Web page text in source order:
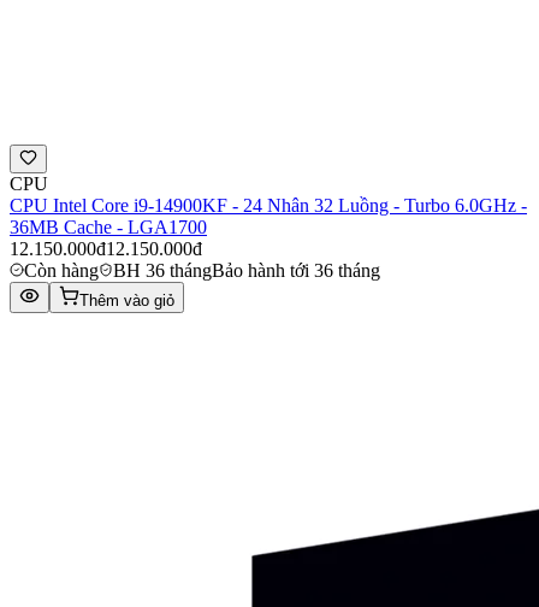
CPU
CPU Intel Core i9-14900KF - 24 Nhân 32 Luồng - Turbo 6.0GHz -
36MB Cache - LGA1700
12.150.000đ12.150.000đ
Còn hàng
BH 36 thángBảo hành tới 36 tháng
Thêm vào giỏ